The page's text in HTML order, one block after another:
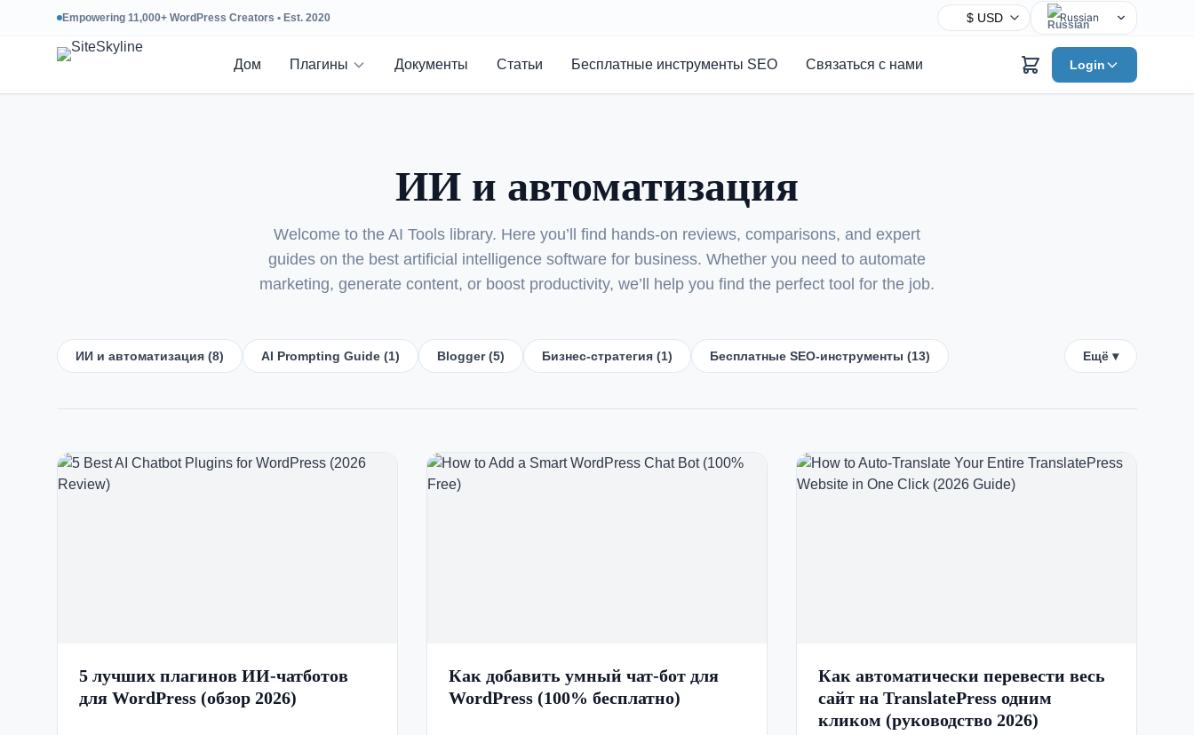
Empowering 11,000+ WordPress Creators • Est. 2020 Russian
English
Chinese
Japanese
Turkish
Дом Плагины Документы Статьи Бесплатные инструменты SEO Связаться с нами Login
ИИ и автоматизация
Welcome to the AI Tools library. Here you’ll find hands-on reviews, comparisons, and expert
guides on the best artificial intelligence software for business. Whether you need to automate
marketing, generate content, or boost productivity, we’ll help you find the perfect tool for the job.
ИИ и автоматизация (8) AI Prompting Guide (1) Blogger (5) Бизнес-стратегия (1) Бесплатные SEO-инструменты (13) Ещё ▾
5 лучших плагинов ИИ-чатботов
для WordPress (обзор 2026)
Как добавить умный чат-бот для
WordPress (100% бесплатно)
Как автоматически перевести весь
сайт на TranslatePress одним
кликом (руководство 2026)